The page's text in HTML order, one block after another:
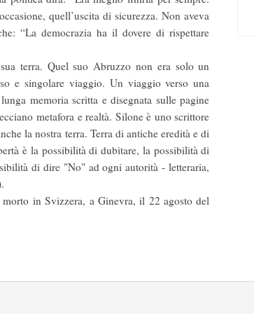
quell’uscita di sicurezza. Non aveva
“La democrazia ha il dovere di rispettare
terra. Quel suo Abruzzo non era solo un
e singolare viaggio. Un viaggio verso una
memoria scritta e disegnata sulle pagine
metafora e realtà. Silone è uno scrittore
la nostra terra. Terra di antiche eredità e di
è la possibilità di dubitare, la possibilità di
di dire "No" ad ogni autorità - letteraria,
in Svizzera, a Ginevra, il 22 agosto del